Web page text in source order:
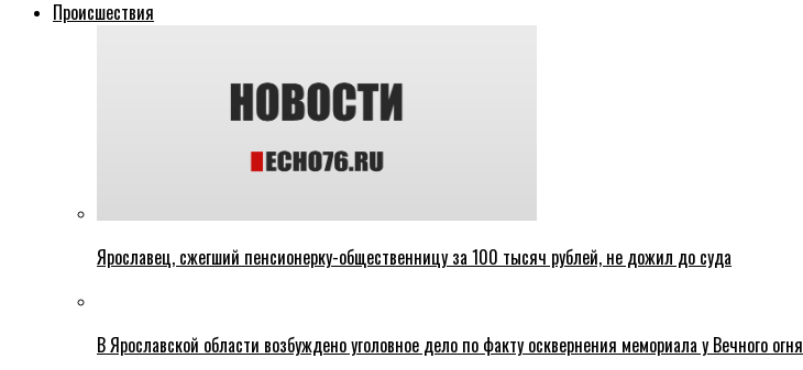
Происшествия
Ярославец, сжегший пенсионерку-общественницу за 100 тысяч рублей, не дожил до суда
В Ярославской области возбуждено уголовное дело по факту осквернения мемориала у Вечного огня